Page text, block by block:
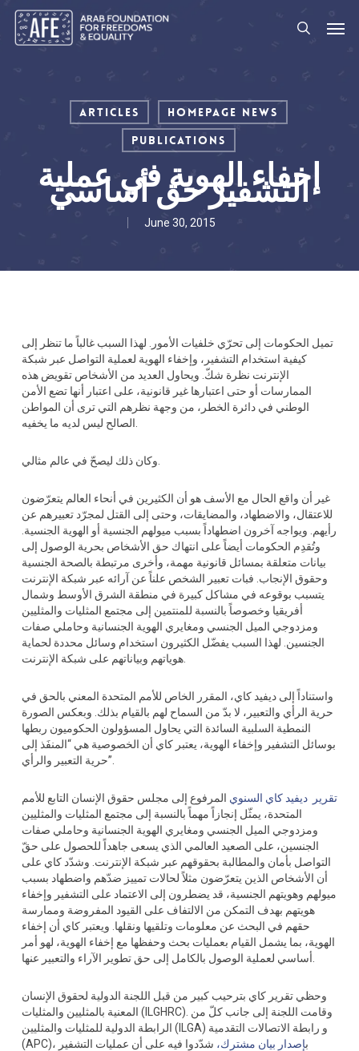
Skip
main
search
Articles
Homepage News
Publications
إخفاء الهوية في عملية
التشفير حق أساسي
June 30, 2015
تميل الحكومات إلى تحرّي خلفيات الأمور. لهذا السبب غالباً ما تنظر إلى
كيفية استخدام التشفير، وإخفاء الهوية لعملية التواصل عبر شبكة
الإنترنت نظرة شكّ. ويحاول العديد من الأشخاص تقويض هذه
الممارسات أو حتى اعتبارها غير قانونية، على اعتبار أنها تضع الأمن
الوطني في دائرة الخطر، من وجهة نظرهم التي ترى أن المواطن
غير أن واقع الحال مع الأسف هو أن الكثيرين في أنحاء العالم يتعرّضون
للاعتقال، والاضطهاد، والمضايقات، وحتى إلى القتل لمجرّد تعبيرهم عن
رأيهم. ويواجه آخرون اضطهاداً بسبب ميولهم الجنسية أو الهوية الجنسية.
وتُقدِم الحكومات أيضاً على انتهاك حق الأشخاص بحرية الوصول إلى
بيانات متعلقة بمسائل قانونية مهمة، وأخرى مرتبطة بالصحة الجنسية
وحقوق الإنجاب. فبات تعبير الشخص علناً عن آرائه عبر شبكة الإنترنت
يتسبب بوقوعه في مشاكل كبيرة في منطقة الشرق الأوسط وشمال
أفريقيا وخصوصاً بالنسبة للمنتمين إلى مجتمع المثليات والمثليين
ومزدوجي الميل الجنسي ومغايري الهوية الجنسانية وحاملي صفات
الجنسين. لهذا السبب يفضّل الكثيرون استخدام وسائل محددة لحماية
هوياتهم وبياناتهم على شبكة الإنترنت.
واستناداً إلى ديفيد كاي، المقرر الخاص للأمم المتحدة المعني بالحق في
حرية الرأي والتعبير، لا بدّ من السماح لهم بالقيام بذلك. وبعكس الصورة
النمطية السلبية السائدة التي يحاول المسؤولون الحكوميون ربطها
بوسائل التشفير وإخفاء الهوية، يعتبر كاي أن الخصوصية هي “المنفَذ إلى
حرية التعبير والرأي”.
تقرير ديفيد كاي السنوي المرفوع إلى مجلس حقوق الإنسان التابع للأمم
المتحدة، يمثّل إنجازاً مهماً بالنسبة إلى مجتمع المثليات والمثليين
ومزدوجي الميل الجنسي ومغايري الهوية الجنسانية وحاملي صفات
الجنسين، على الصعيد العالمي الذي يسعى جاهداً للحصول على حقّ
التواصل بأمان والمطالبة بحقوقهم عبر شبكة الإنترنت. وشدّد كاي على
أن الأشخاص الذين يتعرّضون مثلاً لحالات تمييز ضدّهم واضطهاد بسبب
ميولهم وهويتهم الجنسية، قد يضطرون إلى الاعتماد على التشفير وإخفاء
هويتهم بهدف التمكن من الالتفاف على القيود المفروضة وممارسة
حقهم في البحث عن معلومات وتلقيها ونقلها. ويعتبر كاي أن إخفاء
الهوية، بما يشمل القيام بعمليات بحث وحفظها مع إخفاء الهوية، لهو أمر
وحظي تقرير كاي بترحيب كبير من قبل اللجنة الدولية لحقوق الإنسان
المعنية بالمثليين والمثليات (ILGHRC). وقامت اللجنة إلى جانب كلّ من
الرابطة الدولية للمثليات والمثليين (ILGA) و رابطة الاتصالات التقدمية
(APC)، بإصدار بيان مشترك، شدّدوا فيه على أن عمليات التشفير